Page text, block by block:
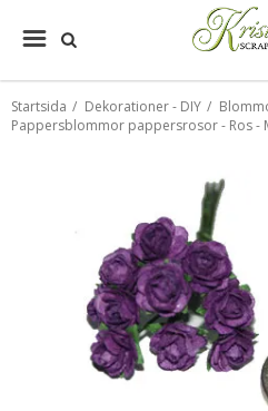
Startsida / Dekorationer - DIY /
Pappersblommor pappersrosor - Ros -